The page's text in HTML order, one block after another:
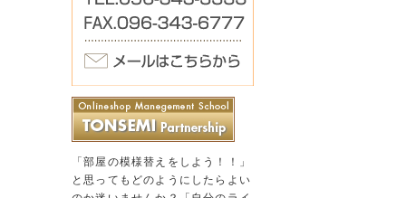
「部屋の模様替えをしよう！！」
と思ってもどのようにしたらよい